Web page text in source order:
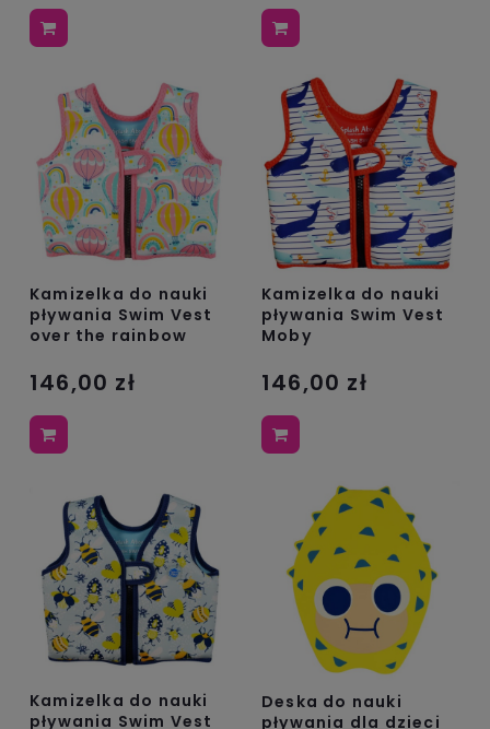
Kamizelka do nauki
pływania Swim Vest
over the rainbow
146,00 zł
Kamizelka do nauki
pływania Swim Vest
Moby
146,00 zł
Kamizelka do nauki
pływania Swim Vest
Deska do nauki
pływania dla dzieci